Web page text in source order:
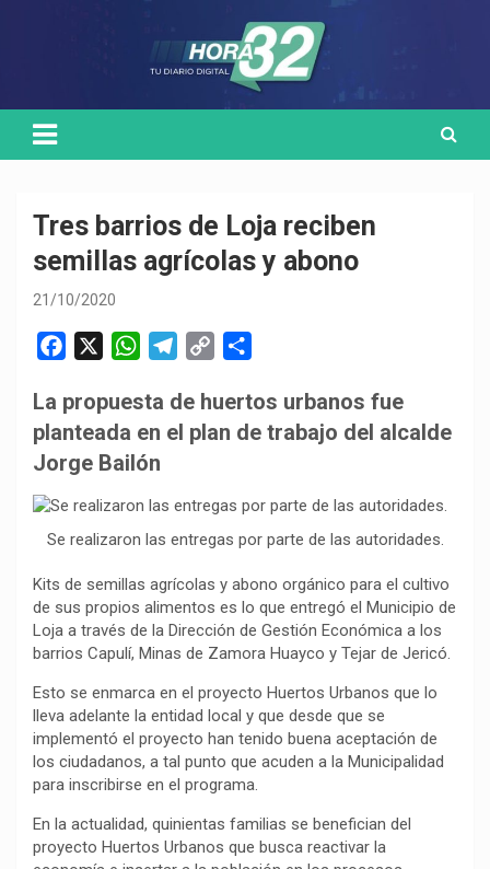
Tres barrios de Loja reciben
semillas agrícolas y abono
21/10/2020
c
e
b
o
k
W
a
t
s
p
p
l
e
a
m
p
y
n
k
m
p
t
i
La propuesta de huertos urbanos fue
planteada en el plan de trabajo del alcalde
Jorge Bailón
Se realizaron las entregas por parte de las autoridades.
Kits de semillas agrícolas y abono orgánico para el cultivo
de sus propios alimentos es lo que entregó el Municipio de
Loja a través de la Dirección de Gestión Económica a los
barrios Capulí, Minas de Zamora Huayco y Tejar de Jericó.
Esto se enmarca en el proyecto Huertos Urbanos que lo
lleva adelante la entidad local y que desde que se
implementó el proyecto han tenido buena aceptación de
los ciudadanos, a tal punto que acuden a la Municipalidad
para inscribirse en el programa.
En la actualidad, quinientas familias se benefician del
proyecto Huertos Urbanos que busca reactivar la